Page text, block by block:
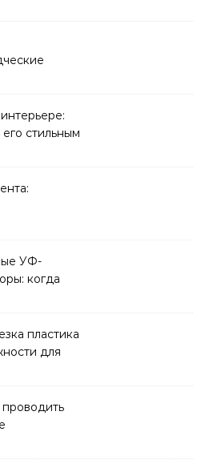
его стильным
УФ-
когда
пластика
для